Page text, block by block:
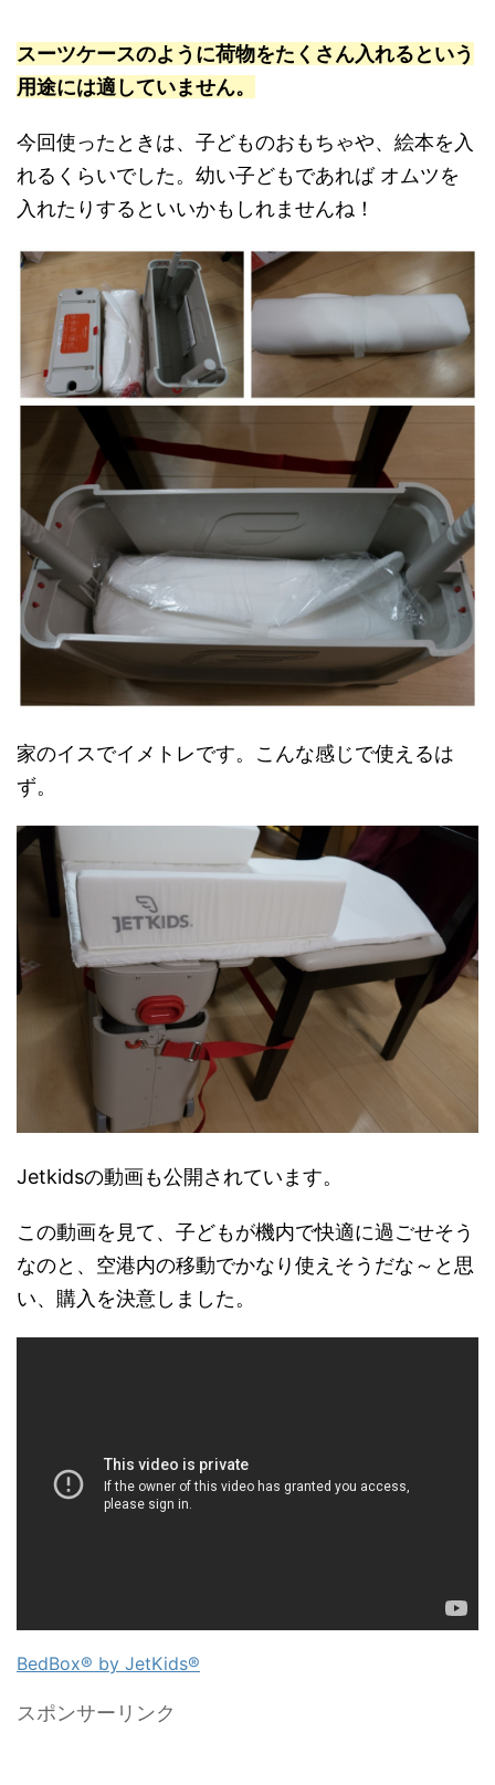
スーツケースのように荷物をたくさん入れるという
用途には適していません。
今回使ったときは、子どものおもちゃや、絵本を入
れるくらいでした。幼い子どもであれば オムツを
入れたりするといいかもしれませんね！
家のイスでイメトレです。こんな感じで使えるは
ず。
Jetkidsの動画も公開されています。
この動画を見て、子どもが機内で快適に過ごせそう
なのと、空港内の移動でかなり使えそうだな～と思
い、購入を決意しました。
BedBox® by JetKids®
スポンサーリンク